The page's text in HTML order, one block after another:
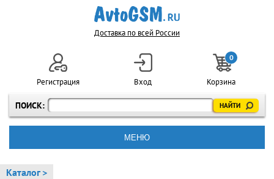
Доставка по всей России
ПОИСК:
Регистрация Вход
0
Корзина
МЕНЮ
Каталог >